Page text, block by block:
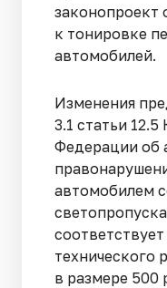
законопроект
к тонировке
автомобилей.
Изменения
3.1 статьи
Федерации об
автомобилем
технического
в размере 500